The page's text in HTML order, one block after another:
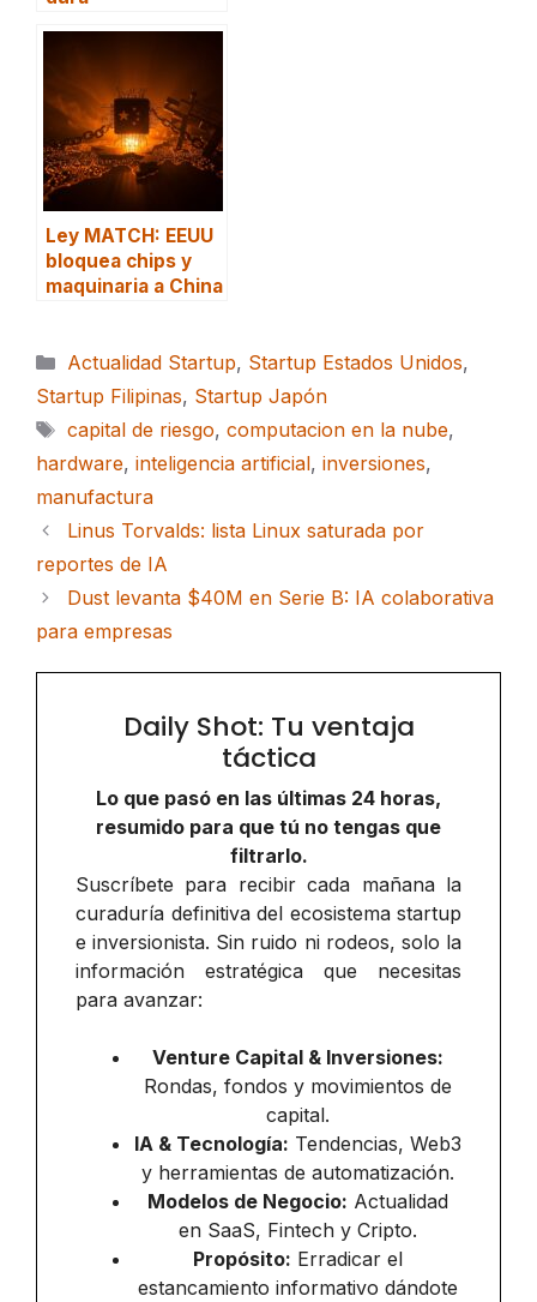
Ley MATCH: EEUU
bloquea chips y
maquinaria a China
Categorías
Actualidad Startup, Startup Estados Unidos,
Startup Filipinas, Startup Japón
Etiquetas
capital de riesgo, computacion en la nube,
hardware, inteligencia artificial, inversiones,
manufactura
Linus Torvalds: lista Linux saturada por
reportes de IA
Dust levanta $40M en Serie B: IA colaborativa
para empresas
Daily Shot: Tu ventaja
táctica
Lo que pasó en las últimas 24 horas,
resumido para que tú no tengas que
filtrarlo.
Suscríbete para recibir cada mañana la
curaduría definitiva del ecosistema startup
e inversionista. Sin ruido ni rodeos, solo la
información estratégica que necesitas
para avanzar:
Venture Capital & Inversiones:
Rondas, fondos y movimientos de
capital.
IA & Tecnología: Tendencias, Web3
y herramientas de automatización.
Modelos de Negocio: Actualidad
en SaaS, Fintech y Cripto.
Propósito: Erradicar el
estancamiento informativo dándote